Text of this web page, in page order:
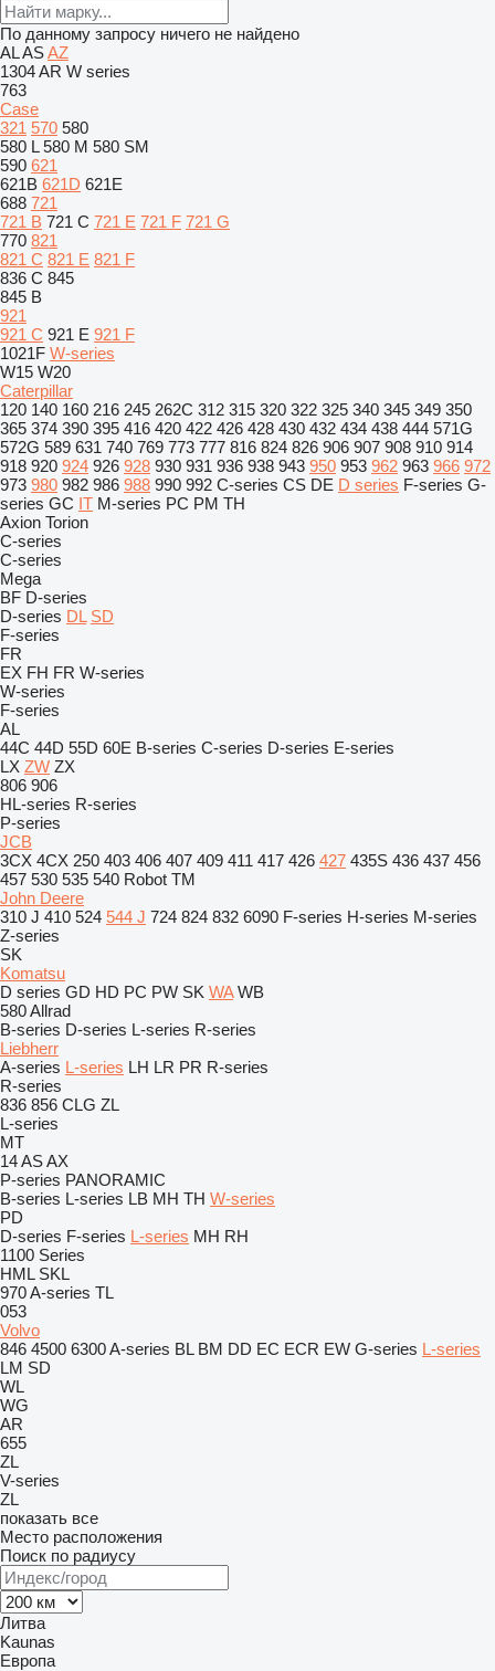
По данному запросу ничего не найдено
ALASAZ
1304AR W series
763
Case
321 570 580
580 L 580 M 580 SM
590 621
621B 621D 621E
688 721
721 B 721 C 721 E 721 F 721 G
770 821
821 C 821 E 821 F
836 C 845
845 B
921
921 C 921 E 921 F
1021F W-series
W15 W20
Caterpillar
120 140 160 216 245 262C 312 315 320 322 325 340 345 349 350
365 374 390 395 416 420 422 426 428 430 432 434 438 444 571G
572G 589 631 740 769 773 777 816 824 826 906 907 908 910 914
918 920 924 926 928 930 931 936 938 943 950 953 962 963 966 972
973 980 982 986 988 990 992 C-series CS DE D series F-series G-
series GC IT M-series PC PM TH
Axion Torion
C-series
C-series
Mega
BF D-series
D-series DL SD
F-series
FR
EX FH FR W-series
W-series
F-series
AL
44C 44D 55D 60E B-series C-series D-series E-series
LX ZW ZX
806 906
HL-series R-series
P-series
JCB
3CX 4CX 250 403 406 407 409 411 417 426 427 435S 436 437 456
457 530 535 540 Robot TM
John Deere
310 J 410 524 544 J 724 824 832 6090 F-series H-series M-series
Z-series
SK
Komatsu
D series GD HD PC PW SK WA WB
580Allrad
B-series D-series L-series R-series
Liebherr
A-series L-series LH LR PR R-series
R-series
836 856 CLG ZL
L-series
MT
14ASAX
P-series PANORAMIC
B-series L-series LB MH TH W-series
PD
D-series F-series L-series MH RH
1100 Series
HML SKL
970A-series TL
053
Volvo
846 4500 6300A-series BL BM DD EC ECR EW G-series L-series
LM SD
WL
WG
AR
655
ZL
V-series
ZL
показать все
Место расположения
Поиск по радиусу
Литва
Kaunas
Европа